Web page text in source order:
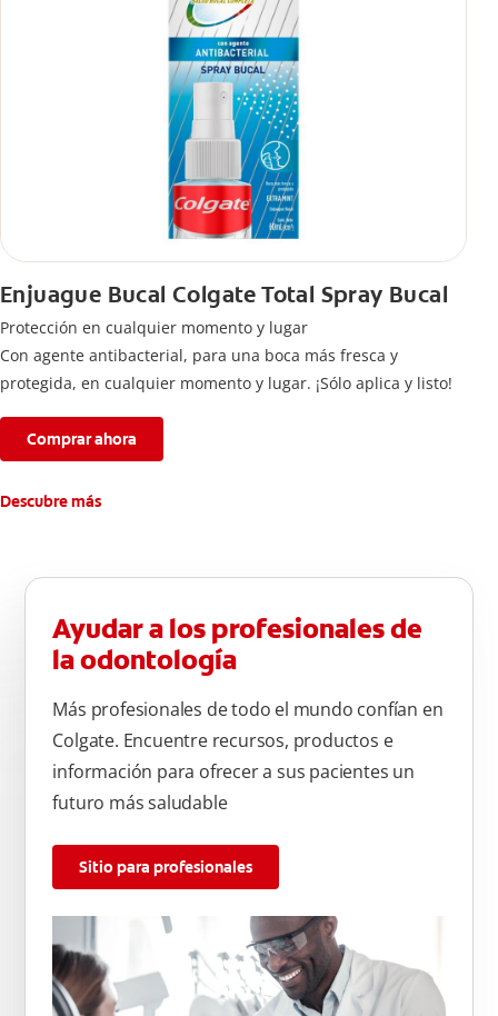
Enjuague Bucal Colgate Total Spray Bucal
Protección en cualquier momento y lugar
Con agente antibacterial, para una boca más fresca y
protegida, en cualquier momento y lugar. ¡Sólo aplica y listo!
Comprar ahora
Descubre más
Ayudar a los profesionales de
la odontología
Más profesionales de todo el mundo confían en
Colgate. Encuentre recursos, productos e
información para ofrecer a sus pacientes un
futuro más saludable
Sitio para profesionales